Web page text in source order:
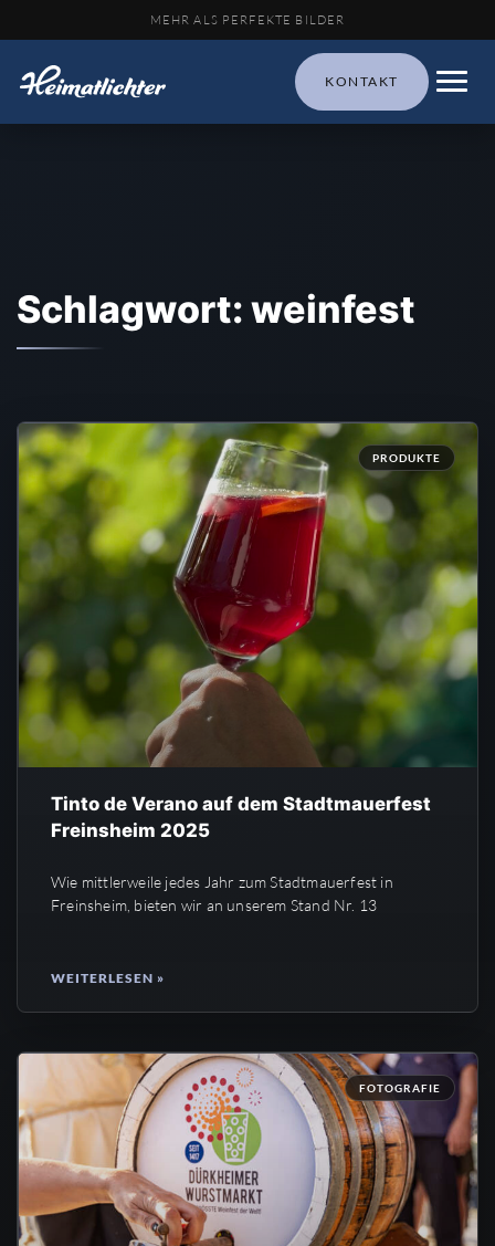
MEHR ALS PERFEKTE BILDER
KONTAKT
Schlagwort: weinfest
PRODUKTE
Tinto de Verano auf dem Stadtmauerfest
Freinsheim 2025
Wie mittlerweile jedes Jahr zum Stadtmauerfest in
Freinsheim, bieten wir an unserem Stand Nr. 13
WEITERLESEN »
FOTOGRAFIE